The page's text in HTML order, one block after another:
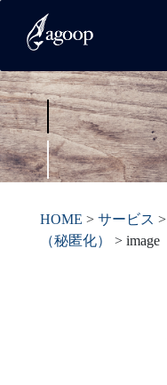
HOME > サービス >
（秘匿化）
> image